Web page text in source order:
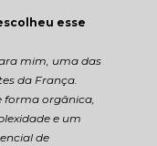
esse
mim, uma das
da França.
forma orgânica,
e um
de